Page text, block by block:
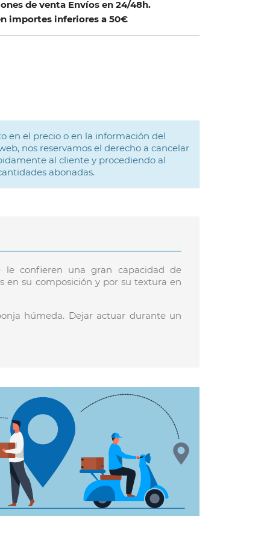
de venta Envíos en 24/48h.
importes inferiores a 50€
en el precio o en la información del
nos reservamos el derecho a cancelar
al cliente y procediendo al
abonadas.
le confieren una gran capacidad de
en su composición y por su textura en
húmeda. Dejar actuar durante un